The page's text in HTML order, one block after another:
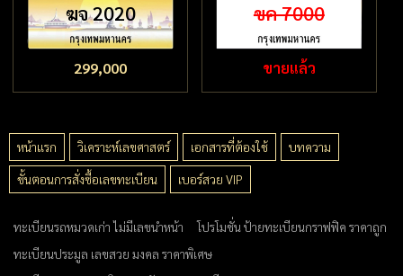
ฆจ 2020
299,000
ขค 7000
ขายแล้ว
หน้าแรก วิเคราะห์เลขศาสตร์ เอกสารที่ต้องใช้
บทความ
ขั้นตอนการสั่งซื้อเลขทะเบียน
เบอร์สวย VIP
ทะเบียนรถหมวดเก่า ไม่มีเลขนำหน้า
โปรโมชั่น ป้ายทะเบียนกราฟฟิค ราคาถูก
ทะเบียนประมูล เลขสวย มงคล ราคาพิเศษ